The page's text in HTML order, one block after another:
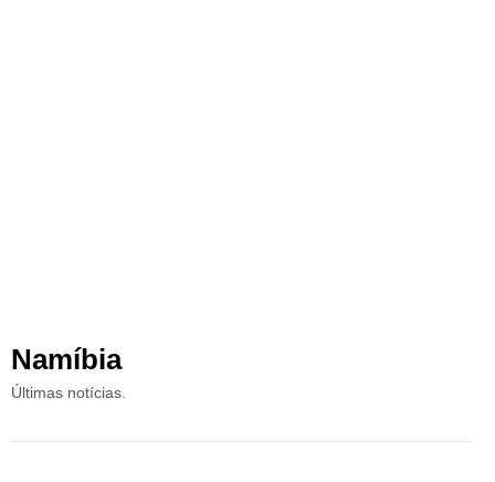
Namíbia
Últimas notícias.